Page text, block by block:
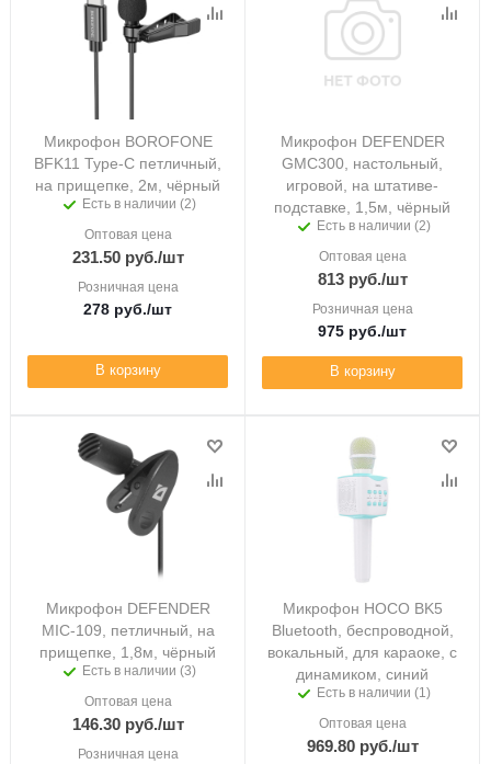
Микрофон BOROFONE
BFK11 Type-C петличный,
на прищепке, 2м, чёрный
Есть в наличии (2)
Оптовая цена
231.50руб./шт
Розничная цена
278 руб./шт
В корзину
Микрофон DEFENDER
GMC300, настольный,
игровой, на штативе-
подставке, 1,5м, чёрный
Есть в наличии (2)
Оптовая цена
813руб./шт
Розничная цена
975 руб./шт
В корзину
Микрофон DEFENDER
MIC-109, петличный, на
прищепке, 1,8м, чёрный
Есть в наличии (3)
Оптовая цена
146.30руб./шт
Розничная цена
Микрофон HOCO BK5
Bluetooth, беспроводной,
вокальный, для караоке, с
динамиком, синий
Есть в наличии (1)
Оптовая цена
969.80руб./шт